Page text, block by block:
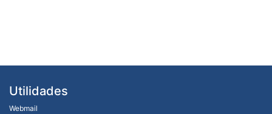
Utilidades
Webmail